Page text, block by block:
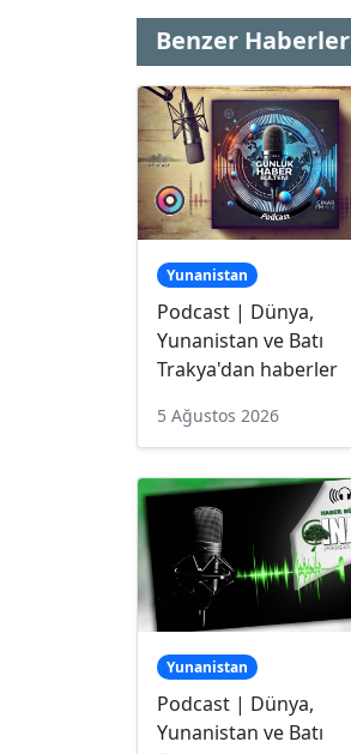
Benzer Haberler
Yunanistan
Podcast | Dünya,
Yunanistan ve Batı
Trakya'dan haberler
5 Ağustos 2026
Yunanistan
Podcast | Dünya,
Yunanistan ve Batı